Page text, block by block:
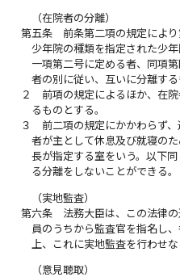
（在院者の分離）
第五条
前条第二項の規定によ
少年院の種類を指定された少
一項第二号に定める者、同項
者の別に従い、互いに分離する
２
前項の規定によるほか、在
るものとする。
３
前二項の規定にかかわらず
者が主として休息及び就寝の
長が指定する室をいう。以下
る分離をしないことができる。
（実地監査）
第六条
法務大臣は、この法律
員のうちから監査官を指名し
上、これに実地監査を行わせな
（意見聴取）